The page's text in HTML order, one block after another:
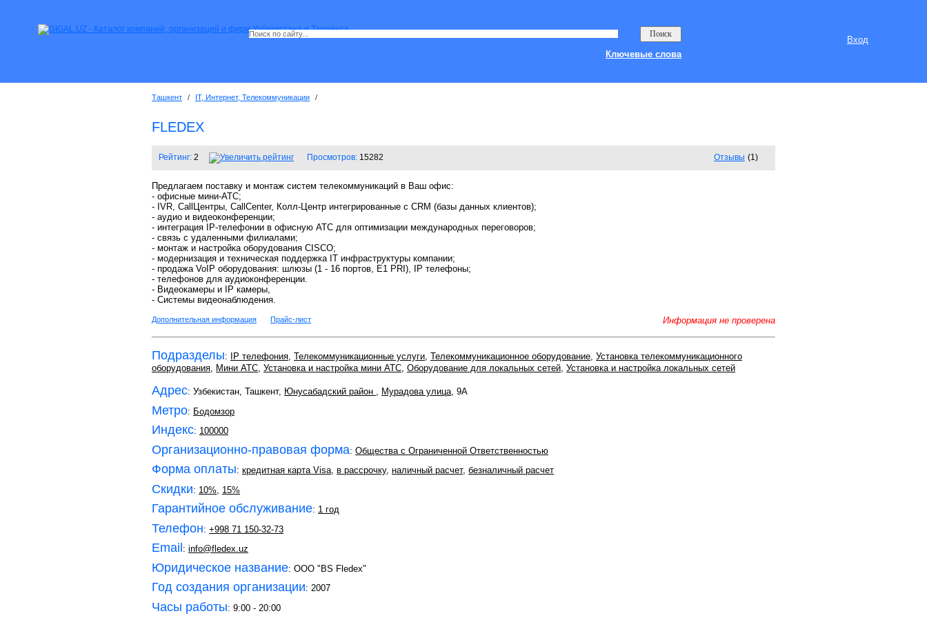
Вход
Ключевые слова
Ташкент / IT, Интернет, Телекоммуникации /
FLEDEX
Рейтинг: 2 Просмотров: 15282 Отзывы (1)
Предлагаем поставку и монтаж систем телекоммуникаций в Ваш офис:
- офисные мини-АТС;
- IVR, CallЦентры, CallCenter, Колл-Центр интегрированные с CRM (базы данных клиентов);
- аудио и видеоконференции;
- интеграция IP-телефонии в офисную АТС для оптимизации международных переговоров;
- связь с удаленными филиалами;
- монтаж и настройка оборудования CISCO;
- модернизация и техническая поддержка IT инфраструктуры компании;
- продажа VoIP оборудования: шлюзы (1 - 16 портов, E1 PRI), IP телефоны;
- телефонов для аудиоконференции.
- Видеокамеры и IP камеры,
- Системы видеонаблюдения.
Дополнительная информация Прайс-лист Информация не проверена
Подразделы: IP телефония, Телекоммуникационные услуги, Телекоммуникационное оборудование, Установка телекоммуникационного
оборудования, Мини АТС, Установка и настройка мини АТС, Оборудование для локальных сетей, Установка и настройка локальных сетей
Адрес: Узбекистан, Ташкент, Юнусабадский район , Мурадова улица, 9А
Метро: Бодомзор
Индекс: 100000
Организационно-правовая форма: Общества с Ограниченной Ответственностью
Форма оплаты: кредитная карта Visa, в рассрочку, наличный расчет, безналичный расчет
Скидки: 10% 15%
Гарантийное обслуживание: 1 год
Телефон: +998 71 150-32-73
Email : info@fledex.uz
Юридическое название: ООО "BS Fledex"
Год создания организации: 2007
Часы работы: 9:00 - 20:00